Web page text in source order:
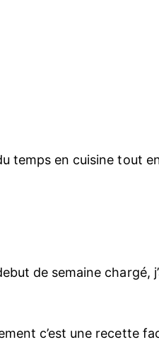
temps en cuisine tout
de semaine chargé,
c’est une recette